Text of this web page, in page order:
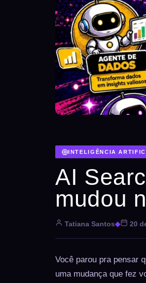
INTELIGÊNCIA
AI
mudou
Tatiana Santos◆ 20
Você parou pra pensar
uma mudança que fez